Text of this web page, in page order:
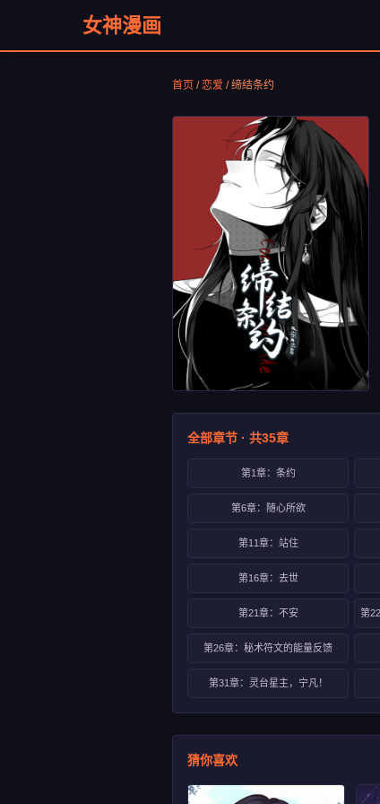
女神漫画
首页 /恋爱 /缔结条约
全部章节 · 共35章
第1章：条约
第6章：随心所欲
第11章：站住
第16章：去世
第21章：不安
第26章：秘术符文的能量反馈
第31章：灵台星主，宁凡！
猜你喜欢